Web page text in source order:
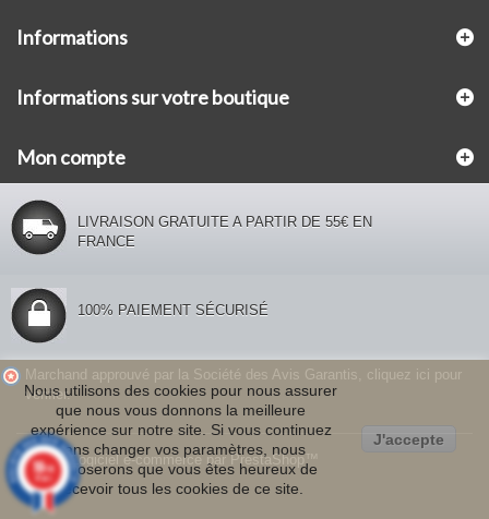
Informations
©2026 - Logiciel e-commerce par PrestaShop™
Informations sur votre boutique
Mon compte
LIVRAISON GRATUITE A PARTIR DE 55€ EN
FRANCE
100% PAIEMENT SÉCURISÉ
Nous utilisons des cookies pour nous assurer
que nous vous donnons la meilleure
expérience sur notre site. Si vous continuez
sans changer vos paramètres, nous
supposerons que vous êtes heureux de
recevoir tous les cookies de ce site
J'accepte
Marchand approuvé par la Société des Avis Garantis, cliquez ici pour
vérifier.
10 /10
47 avis